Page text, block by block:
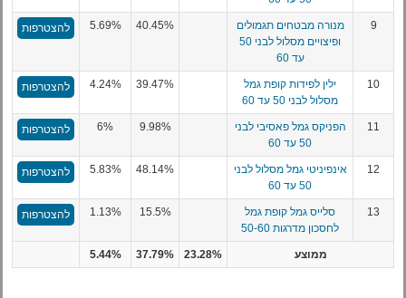
9
מנורה מבטחים תגמולים
ופיצויים מסלול לבני 50
עד 60
40.45%
5.69% להצטרפות
10
ילין לפידות קופת גמל
מסלול לבני 50 עד 60
39.47%
4.24% להצטרפות
11
הפניקס גמל פאסיבי לבני
50 עד 60
9.98%
6% להצטרפות
12
אינפיניטי גמל מסלול לבני
50 עד 60
48.14%
5.83% להצטרפות
13
סלייס גמל קופת גמל
לחסכון מדרגות 50-60
15.5%
1.13% להצטרפות
ממוצע 23.28%
37.79%
5.44%